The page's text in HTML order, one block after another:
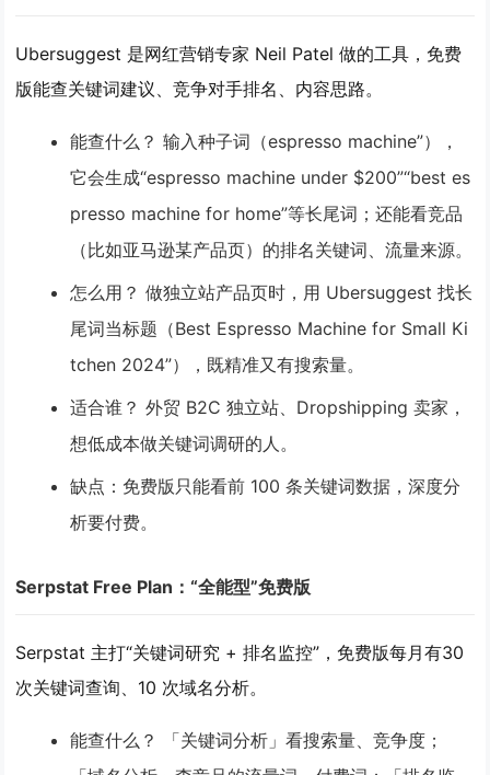
Ubersuggest 是网红营销专家 Neil Patel 做的工具，免费
版能查关键词建议、竞争对手排名、内容思路。
能查什么？ 输入种子词（espresso machine”），
它会生成“espresso machine under $200”“best es
presso machine for home”等长尾词；还能看竞品
（比如亚马逊某产品页）的排名关键词、流量来源。
怎么用？ 做独立站产品页时，用 Ubersuggest 找长
尾词当标题（Best Espresso Machine for Small Ki
tchen 2024”），既精准又有搜索量。
适合谁？ 外贸 B2C 独立站、Dropshipping 卖家，
想低成本做关键词调研的人。
缺点 ：免费版只能看前 100 条关键词数据，深度分
析要付费。
Serpstat Free Plan：“全能型”免费版
Serpstat 主打“关键词研究 + 排名监控”，免费版每月有30
次关键词查询、10 次域名分析。
能查什么？
「关键词分析」看搜索量、竞争度；